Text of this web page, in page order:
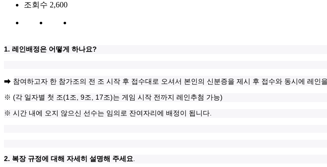
조회수 2,600
1. 레인배정은 어떻게 하나요?
➡ 참여하고자 한 참가조의 전 조 시작 후 접수대로 오셔서 본인의 신분증을 제시 후 접수와 동시에 레인
※ (각 일자별 첫 조(1조, 9조, 17조)는 게임 시작 전까지 레인추첨 가능)
※ 시간 내에 오지 않으신 선수는 임의로 잔여자리에 배정이 됩니다.
2. 복장 규정에 대해 자세히 설명해 주세요.